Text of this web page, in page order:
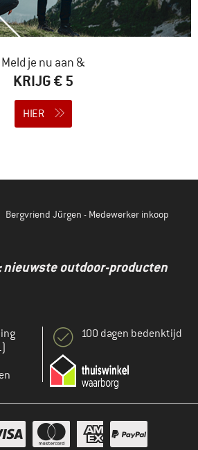
Meld je nu aan &
KRIJG € 5
HIER
Bergvriend Jürgen - Medewerker inkoop
nieuwste outdoor-producten
100 dagen bedenktijd